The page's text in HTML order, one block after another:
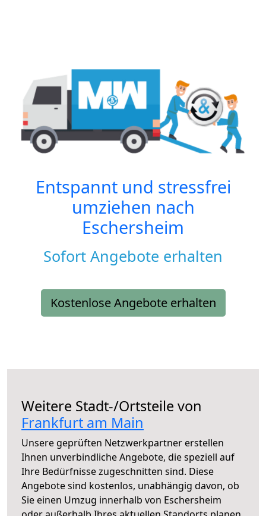
Entspannt und stressfrei
umziehen nach
Eschersheim
Sofort Angebote erhalten
Kostenlose Angebote erhalten
Weitere Stadt-/Ortsteile von
Frankfurt am Main
Unsere geprüften Netzwerkpartner erstellen
Ihnen unverbindliche Angebote, die speziell auf
Ihre Bedürfnisse zugeschnitten sind. Diese
Angebote sind kostenlos, unabhängig davon, ob
Sie einen Umzug innerhalb von Eschersheim